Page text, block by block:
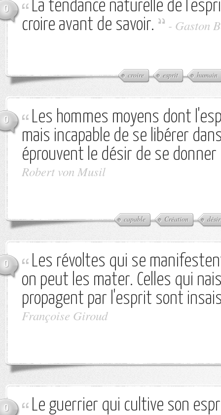
0
La tendance naturelle de
croire avant de savoir.
- Gaston
croire esprit humain
0
Les hommes moyens dont
mais incapable de se libérer
éprouvent le désir de se donner
Robert von Musil
capable Création désir
0
Les révoltes qui se
on peut les mater. Celles qui
propagent par l'esprit sont
Françoise Giroud
0
Le guerrier qui cultive son